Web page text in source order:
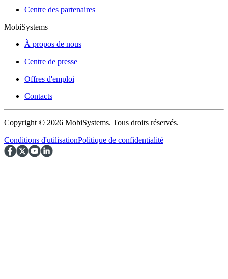
Centre des partenaires
MobiSystems
À propos de nous
Centre de presse
Offres d'emploi
Contacts
Copyright © 2026 MobiSystems. Tous droits réservés.
Conditions d'utilisationPolitique de confidentialité